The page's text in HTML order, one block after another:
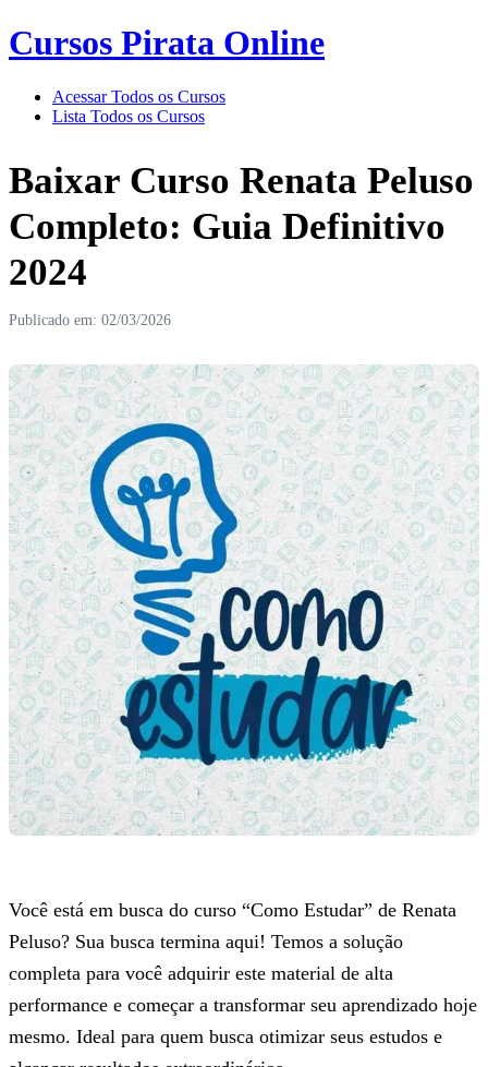
Cursos Pirata Online
Acessar Todos os Cursos
Lista Todos os Cursos
Baixar Curso Renata Peluso
Completo: Guia Definitivo
2024
Publicado em: 02/03/2026
Você está em busca do curso “Como Estudar” de Renata
Peluso? Sua busca termina aqui! Temos a solução
completa para você adquirir este material de alta
performance e começar a transformar seu aprendizado hoje
mesmo. Ideal para quem busca otimizar seus estudos e